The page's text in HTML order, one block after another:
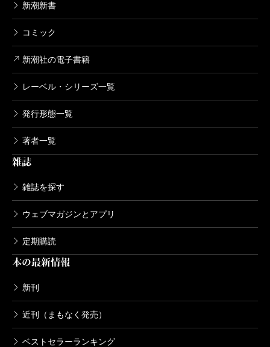
新潮新書
コミック
新潮社の電子書籍
レーベル・シリーズ一覧
発行形態一覧
著者一覧
雑誌
雑誌を探す
ウェブマガジンとアプリ
定期購読
本の最新情報
新刊
近刊（まもなく発売）
ベストセラーランキング